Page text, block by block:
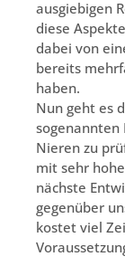
ausgiebigen
diese
dabei von
bereits
haben.
Nun geht es
sogenannten
Nieren zu
mit sehr
nächste
gegenüber
kostet viel